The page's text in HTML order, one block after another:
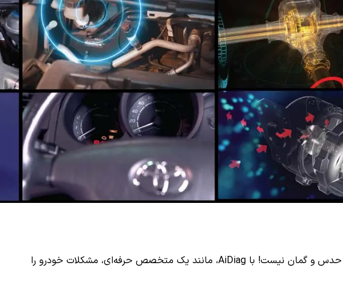
اگر چراغ چک روشن شده و کد خطای دستگاه دیاگ دریافت کرده‌اید و یا ایرادی در خودرو شما وجود دارد، دیگر نیازی به حدس و گمان نیست! با AiDiag، مانند یک متخصص حرفه‌ای، مشکلات خودرو را